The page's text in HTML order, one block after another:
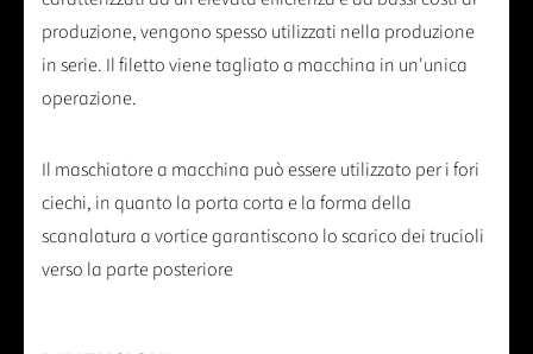
produzione, vengono spesso utilizzati nella produzione
in serie. Il filetto viene tagliato a macchina in un'unica
operazione.
Il maschiatore a macchina può essere utilizzato per i fori
ciechi, in quanto la porta corta e la forma della
scanalatura a vortice garantiscono lo scarico dei trucioli
verso la parte posteriore